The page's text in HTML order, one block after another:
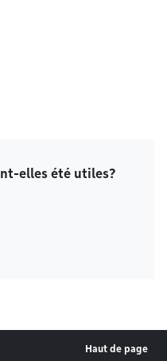
elles été utiles?
Haut de page